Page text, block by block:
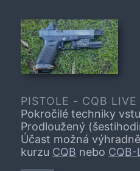
s výše uvedeným.
timer, abychom byli v
tom v porovnání s
Požadavky: Bezpečné
se zbraní na úrovni
PISTOLE - CQB LIVE
Pokročilé techniky
Prodloužený
Účast možná
kurzu CQB nebo CQB-